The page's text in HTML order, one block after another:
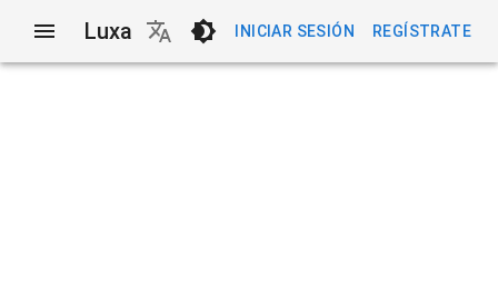
Luxa INICIAR SESIÓN REGÍSTRATE